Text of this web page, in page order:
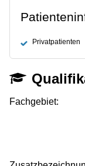
Privatpatienten
Fachgebiet: